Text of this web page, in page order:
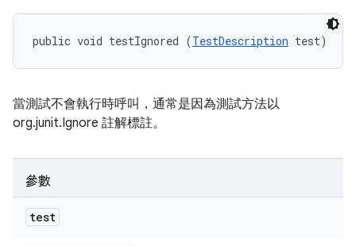
public void testIgnored (TestDescription test)
當測試不會執行時呼叫，通常是因為測試方法以
org.junit.Ignore 註解標註。
參數
test